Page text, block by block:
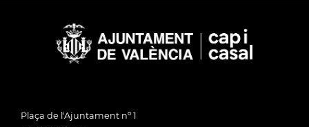
Plaça de l'Ajuntament nº 1